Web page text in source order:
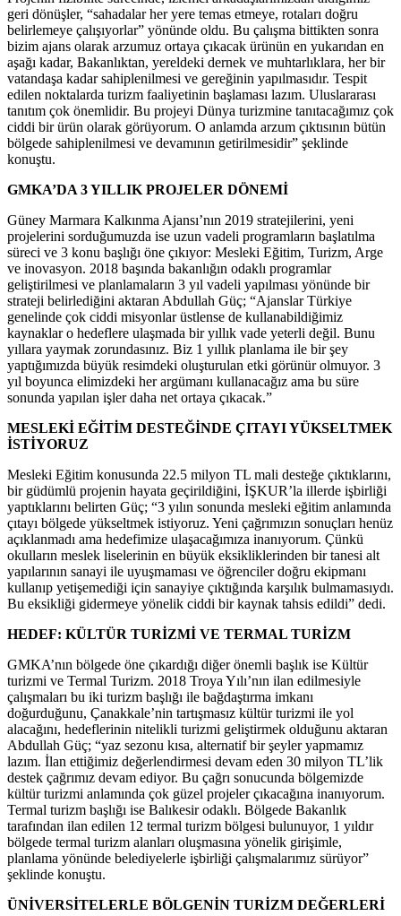
geri dönüşler, “sahadalar her yere temas etmeye, rotaları doğru
belirlemeye çalışıyorlar” yönünde oldu. Bu çalışma bittikten sonra
bizim ajans olarak arzumuz ortaya çıkacak ürünün en yukarıdan en
aşağı kadar, Bakanlıktan, yereldeki dernek ve muhtarlıklara, her bir
vatandaşa kadar sahiplenilmesi ve gereğinin yapılmasıdır. Tespit
edilen noktalarda turizm faaliyetinin başlaması lazım. Uluslararası
tanıtım çok önemlidir. Bu projeyi Dünya turizmine tanıtacağımız çok
ciddi bir ürün olarak görüyorum. O anlamda arzum çıktısının bütün
bölgede sahiplenilmesi ve devamının getirilmesidir” şeklinde
konuştu.
GMKA’DA 3 YILLIK PROJELER DÖNEMİ
Güney Marmara Kalkınma Ajansı’nın 2019 stratejilerini, yeni
projelerini sorduğumuzda ise uzun vadeli programların başlatılma
süreci ve 3 konu başlığı öne çıkıyor: Mesleki Eğitim, Turizm, Arge
ve inovasyon. 2018 başında bakanlığın odaklı programlar
geliştirilmesi ve planlamaların 3 yıl vadeli yapılması yönünde bir
strateji belirlediğini aktaran Abdullah Güç; “Ajanslar Türkiye
genelinde çok ciddi misyonlar üstlense de kullanabildiğimiz
kaynaklar o hedeflere ulaşmada bir yıllık vade yeterli değil. Bunu
yıllara yaymak zorundasınız. Biz 1 yıllık planlama ile bir şey
yaptığımızda büyük resimdeki oluşturulan etki görünür olmuyor. 3
yıl boyunca elimizdeki her argümanı kullanacağız ama bu süre
sonunda yapılan işler daha net ortaya çıkacak.”
MESLEKİ EĞİTİM DESTEĞİNDE ÇITAYI YÜKSELTMEK
İSTİYORUZ
Mesleki Eğitim konusunda 22.5 milyon TL mali desteğe çıktıklarını,
bir güdümlü projenin hayata geçirildiğini, İŞKUR’la illerde işbirliği
yaptıklarını belirten Güç; “3 yılın sonunda mesleki eğitim anlamında
çıtayı bölgede yükseltmek istiyoruz. Yeni çağrımızın sonuçları henüz
açıklanmadı ama hedefimize ulaşacağımıza inanıyorum. Çünkü
okulların meslek liselerinin en büyük eksikliklerinden bir tanesi alt
yapılarının sanayi ile uyuşmaması ve öğrenciler doğru ekipmanı
kullanıp yetişemediği için sanayiye çıktığında karşılık bulmamasıydı.
Bu eksikliği gidermeye yönelik ciddi bir kaynak tahsis edildi” dedi.
HEDEF: KÜLTÜR TURİZMİ VE TERMAL TURİZM
GMKA’nın bölgede öne çıkardığı diğer önemli başlık ise Kültür
turizmi ve Termal Turizm. 2018 Troya Yılı’nın ilan edilmesiyle
çalışmaları bu iki turizm başlığı ile bağdaştırma imkanı
doğurduğunu, Çanakkale’nin tartışmasız kültür turizmi ile yol
alacağını, hedeflerinin nitelikli turizmi geliştirmek olduğunu aktaran
Abdullah Güç; “yaz sezonu kısa, alternatif bir şeyler yapmamız
lazım. İlan ettiğimiz değerlendirmesi devam eden 30 milyon TL’lik
destek çağrımız devam ediyor. Bu çağrı sonucunda bölgemizde
kültür turizmi anlamında çok güzel projeler çıkacağına inanıyorum.
Termal turizm başlığı ise Balıkesir odaklı. Bölgede Bakanlık
tarafından ilan edilen 12 termal turizm bölgesi bulunuyor, 1 yıldır
bölgede termal turizm alanları oluşmasına yönelik girişimle,
planlama yönünde belediyelerle işbirliği çalışmalarımız sürüyor”
şeklinde konuştu.
ÜNİVERSİTELERLE BÖLGENİN TURİZM DEĞERLERİ